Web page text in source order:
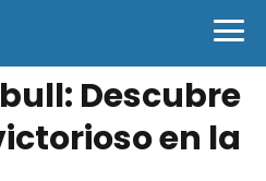
Descubre
en la